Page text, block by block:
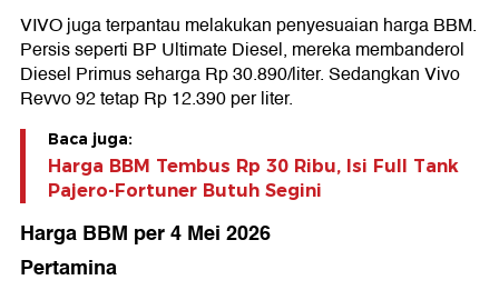
VIVO juga terpantau melakukan penyesuaian harga BBM.
Persis seperti BP Ultimate Diesel, mereka membanderol
Diesel Primus seharga Rp 30.890/liter. Sedangkan Vivo
Revvo 92 tetap Rp 12.390 per liter.
Baca juga:
Harga BBM Tembus Rp 30 Ribu, Isi Full Tank
Pajero-Fortuner Butuh Segini
Harga BBM per 4 Mei 2026
Pertamina